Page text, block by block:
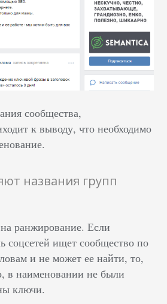
сообщества,
к выводу, что необходимо
названия групп
ранжирование. Если
соцсетей ищет сообщество по
и не может ее найти, то,
в наименовании не были
ключи.